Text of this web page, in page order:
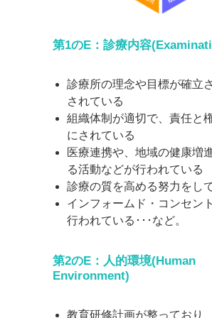
第1のE：診療内容
診療所の理念や目標が確立
されている
組織体制が適切で、責任と
にされている
医療連携や、地域の健康増
る活動などが行われている
診療の質を高める努力をし
インフォームド・コンセン
行われている･･･など。
第2のE：人的環境(Human
Environment)
教育研修計画が整っており